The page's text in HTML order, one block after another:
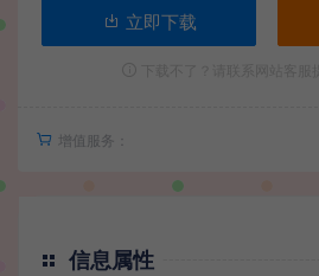
立即下载
增值服务：
信息属性